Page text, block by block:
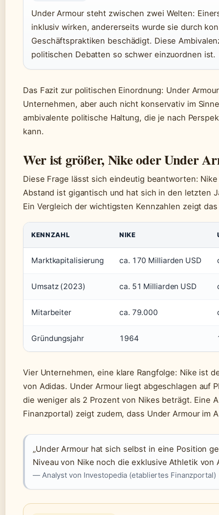
Under Armour steht zwischen zwei Welten:
inklusiv wirken, andererseits wurde sie durch
Geschäftspraktiken beschädigt. Diese
politischen Debatten so schwer einzuordnen ist.
Das Fazit zur politischen Einordnung: Under
Unternehmen, aber auch nicht konservativ im
ambivalente politische Haltung, die je nach
kann.
Wer ist größer, Nike oder Under
Diese Frage lässt sich eindeutig beantworten:
Abstand ist gigantisch und hat sich in den letzten
Ein Vergleich der wichtigsten Kennzahlen zeigt das
KENNZAHL NIKE
Marktkapitalisierung ca. 170 Milliarden USD
Umsatz (2023) ca. 51 Milliarden USD
Mitarbeiter ca. 79.000
Gründungsjahr 1964
Vier Unternehmen, eine klare Rangfolge: Nike ist
von Adidas. Under Armour liegt abgeschlagen auf
die weniger als 2 Prozent von Nikes beträgt. Eine
Finanzportal) zeigt zudem, dass Under Armour im
„Under Armour hat sich selbst in eine Position
Niveau von Nike noch die exklusive Athletik von
— Analyst von Investopedia (etabliertes Finanzportal)